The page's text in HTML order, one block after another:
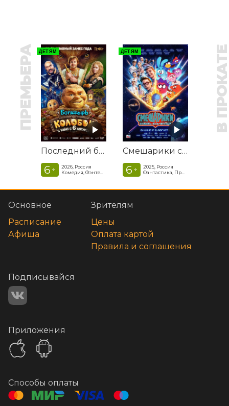
ПРЕМЬЕРА ДЕТЯМ
Последний богатырь. Колобок
6 +
2026, Россия
Комедия, Фэнтези, Приключения
ДЕТЯМ
Смешарики сквозь вселенные
6 +
2025, Россия
Фантастика, Приключенческая комедия
В
Основное
Расписание
Афиша
Зрителям
Цены
Оплата картой
Правила и соглашения
Подписывайся
Приложения
Способы оплаты